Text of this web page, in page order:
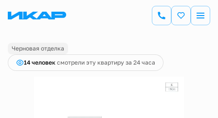
1-комнатная119.04 м 30 870 000 руб.
Ипотекаот 110 864 руб.
Черновая отделка
14 человек смотрели эту квартиру за 24 часа